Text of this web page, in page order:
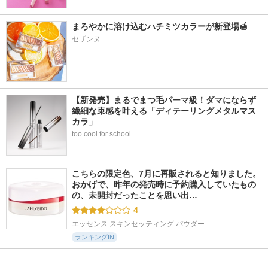
まろやかに溶け込むハチミツカラーが新登場🍯
セザンヌ
【新発売】まるでまつ毛パーマ級！ダマにならず
繊細な束感を叶える「ディテーリングメタルマス
カラ」
too cool for school
こちらの限定色、7月に再販されると知りました。
おかげで、昨年の発売時に予約購入していたもの
の、未開封だったことを思い出…
4
エッセンス スキンセッティング パウダー
ランキングIN